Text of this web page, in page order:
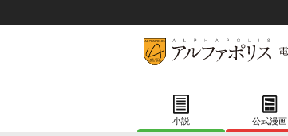
小説 公式漫画